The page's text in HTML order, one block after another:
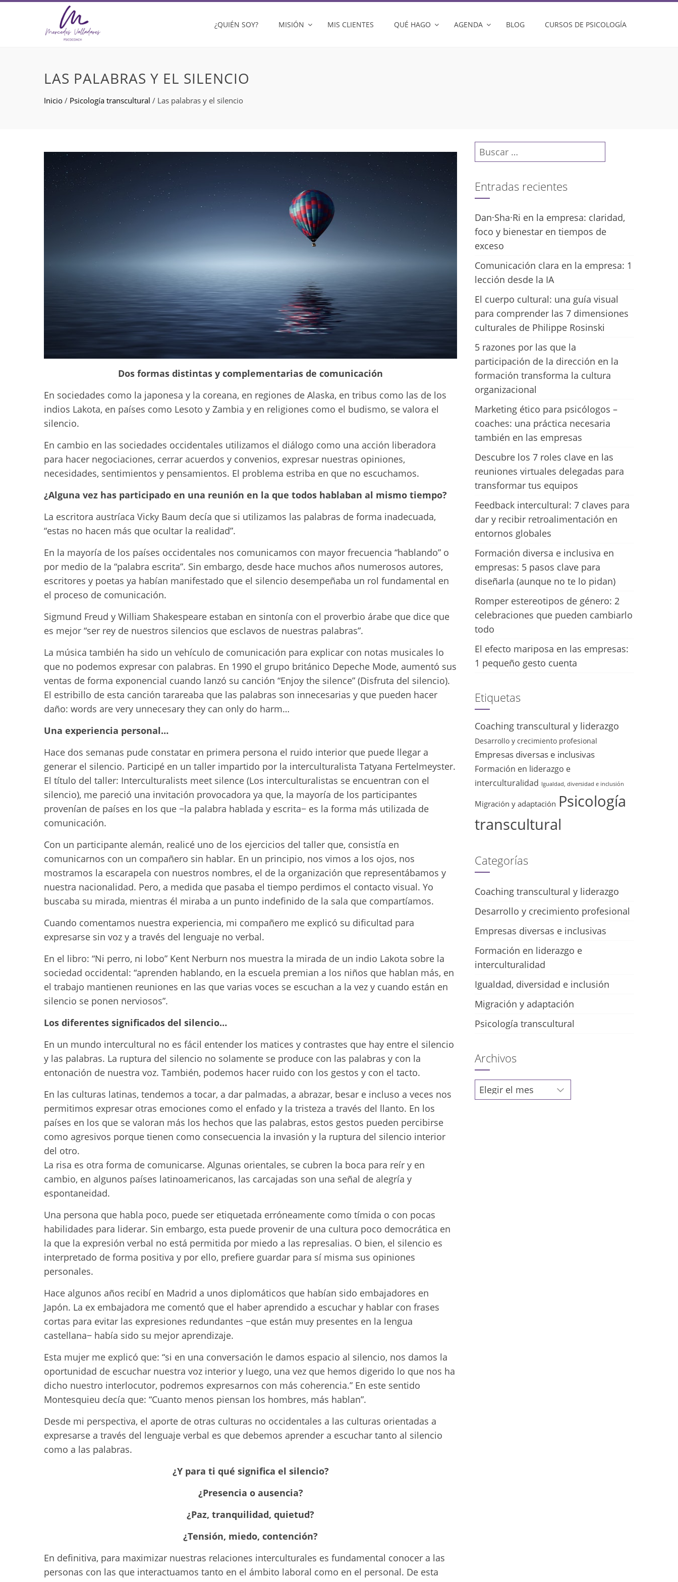
¿QUIÉN SOY? MISIÓN MIS CLIENTES QUÉ HAGO AGENDA BLOG CURSOS DE PSICOLOGÍA
LAS PALABRAS Y EL SILENCIO
Inicio / Psicología transcultural / Las palabras y el silencio
Dos formas distintas y complementarias de comunicación
En sociedades como la japonesa y la coreana, en regiones de Alaska, en tribus como las de los
indios Lakota, en países como Lesoto y Zambia y en religiones como el budismo, se valora el
silencio.
En cambio en las sociedades occidentales utilizamos el diálogo como una acción liberadora
para hacer negociaciones, cerrar acuerdos y convenios, expresar nuestras opiniones,
necesidades, sentimientos y pensamientos. El problema estriba en que no escuchamos.
¿Alguna vez has participado en una reunión en la que todos hablaban al mismo tiempo?
La escritora austríaca Vicky Baum decía que si utilizamos las palabras de forma inadecuada,
“estas no hacen más que ocultar la realidad”.
En la mayoría de los países occidentales nos comunicamos con mayor frecuencia “hablando” o
por medio de la “palabra escrita”. Sin embargo, desde hace muchos años numerosos autores,
escritores y poetas ya habían manifestado que el silencio desempeñaba un rol fundamental en
el proceso de comunicación.
Sigmund Freud y William Shakespeare estaban en sintonía con el proverbio árabe que dice que
es mejor “ser rey de nuestros silencios que esclavos de nuestras palabras”.
La música también ha sido un vehículo de comunicación para explicar con notas musicales lo
que no podemos expresar con palabras. En 1990 el grupo británico Depeche Mode, aumentó sus
ventas de forma exponencial cuando lanzó su canción “Enjoy the silence” (Disfruta del silencio).
El estribillo de esta canción tarareaba que las palabras son innecesarias y que pueden hacer
daño: words are very unnecesary they can only do harm…
Una experiencia personal…
Hace dos semanas pude constatar en primera persona el ruido interior que puede llegar a
generar el silencio. Participé en un taller impartido por la interculturalista Tatyana Fertelmeyster.
El título del taller: Interculturalists meet silence (Los interculturalistas se encuentran con el
silencio), me pareció una invitación provocadora ya que, la mayoría de los participantes
provenían de países en los que −la palabra hablada y escrita− es la forma más utilizada de
comunicación.
Con un participante alemán, realicé uno de los ejercicios del taller que, consistía en
comunicarnos con un compañero sin hablar. En un principio, nos vimos a los ojos, nos
mostramos la escarapela con nuestros nombres, el de la organización que representábamos y
nuestra nacionalidad. Pero, a medida que pasaba el tiempo perdimos el contacto visual. Yo
buscaba su mirada, mientras él miraba a un punto indefinido de la sala que compartíamos.
Cuando comentamos nuestra experiencia, mi compañero me explicó su dificultad para
expresarse sin voz y a través del lenguaje no verbal.
En el libro: “Ni perro, ni lobo” Kent Nerburn nos muestra la mirada de un indio Lakota sobre la
sociedad occidental: “aprenden hablando, en la escuela premian a los niños que hablan más, en
el trabajo mantienen reuniones en las que varias voces se escuchan a la vez y cuando están en
silencio se ponen nerviosos”.
Los diferentes significados del silencio…
En un mundo intercultural no es fácil entender los matices y contrastes que hay entre el silencio
y las palabras. La ruptura del silencio no solamente se produce con las palabras y con la
entonación de nuestra voz. También, podemos hacer ruido con los gestos y con el tacto.
En las culturas latinas, tendemos a tocar, a dar palmadas, a abrazar, besar e incluso a veces nos
permitimos expresar otras emociones como el enfado y la tristeza a través del llanto. En los
países en los que se valoran más los hechos que las palabras, estos gestos pueden percibirse
como agresivos porque tienen como consecuencia la invasión y la ruptura del silencio interior
del otro.
La risa es otra forma de comunicarse. Algunas orientales, se cubren la boca para reír y en
cambio, en algunos países latinoamericanos, las carcajadas son una señal de alegría y
espontaneidad.
Una persona que habla poco, puede ser etiquetada erróneamente como tímida o con pocas
habilidades para liderar. Sin embargo, esta puede provenir de una cultura poco democrática en
la que la expresión verbal no está permitida por miedo a las represalias. O bien, el silencio es
interpretado de forma positiva y por ello, prefiere guardar para sí misma sus opiniones
personales.
Hace algunos años recibí en Madrid a unos diplomáticos que habían sido embajadores en
Japón. La ex embajadora me comentó que el haber aprendido a escuchar y hablar con frases
cortas para evitar las expresiones redundantes −que están muy presentes en la lengua
castellana− había sido su mejor aprendizaje.
Esta mujer me explicó que: “si en una conversación le damos espacio al silencio, nos damos la
oportunidad de escuchar nuestra voz interior y luego, una vez que hemos digerido lo que nos ha
dicho nuestro interlocutor, podremos expresarnos con más coherencia.” En este sentido
Montesquieu decía que: “Cuanto menos piensan los hombres, más hablan”.
Desde mi perspectiva, el aporte de otras culturas no occidentales a las culturas orientadas a
expresarse a través del lenguaje verbal es que debemos aprender a escuchar tanto al silencio
como a las palabras.
¿Y para ti qué significa el silencio?
¿Presencia o ausencia?
¿Paz, tranquilidad, quietud?
¿Tensión, miedo, contención?
En definitiva, para maximizar nuestras relaciones interculturales es fundamental conocer a las
personas con las que interactuamos tanto en el ámbito laboral como en el personal. De esta
Buscar:
Entradas recientes
Dan·Sha·Ri en la empresa: claridad,
foco y bienestar en tiempos de
exceso
Comunicación clara en la empresa: 1
lección desde la IA
El cuerpo cultural: una guía visual
para comprender las 7 dimensiones
culturales de Philippe Rosinski
5 razones por las que la
participación de la dirección en la
formación transforma la cultura
organizacional
Marketing ético para psicólogos –
coaches: una práctica necesaria
también en las empresas
Descubre los 7 roles clave en las
reuniones virtuales delegadas para
transformar tus equipos
Feedback intercultural: 7 claves para
dar y recibir retroalimentación en
entornos globales
Formación diversa e inclusiva en
empresas: 5 pasos clave para
diseñarla (aunque no te lo pidan)
Romper estereotipos de género: 2
celebraciones que pueden cambiarlo
todo
El efecto mariposa en las empresas:
1 pequeño gesto cuenta
Etiquetas
Coaching transcultural y liderazgo
Desarrollo y crecimiento profesional
Empresas diversas e inclusivas
Formación en liderazgo e
interculturalidad Igualdad, diversidad e inclusión
Migración y adaptación Psicología
transcultural
Categorías
Coaching transcultural y liderazgo
Desarrollo y crecimiento profesional
Empresas diversas e inclusivas
Formación en liderazgo e
interculturalidad
Igualdad, diversidad e inclusión
Migración y adaptación
Psicología transcultural
Archivos
Archivos